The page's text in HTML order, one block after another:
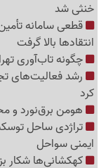
خنثی شد
قطعی سامانه
انتقادها بالا گرفت
چگونه تاب‌آوری
کرد
هومن برق‌نورد و
تراژدی ساحل
ایمنی سواحل